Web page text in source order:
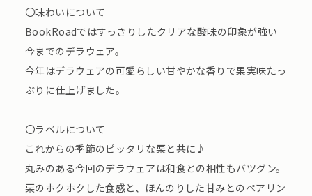
〇味わいについて
BookRoadではすっきりしたクリアな酸味の印象が強い
今までのデラウェア。
今年はデラウェアの可愛らしい甘やかな香りで果実味たっ
ぷりに仕上げました。
〇ラベルについて
これからの季節のピッタリな栗と共に♪
丸みのある今回のデラウェアは和食との相性もバツグン。
栗のホクホクした食感と、ほんのりした甘みとのペアリン